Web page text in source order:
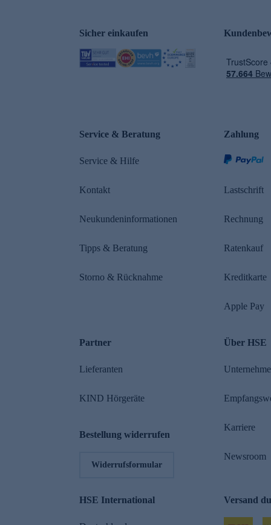
Sicher einkaufen
Service & Beratung
Service & Hilfe
Kontakt
Neukundeninformationen
Tipps & Beratung
Storno & Rücknahme
Zahlung
Lastschrift
Rechnung
Ratenkauf
Kreditkarte
Apple Pay
Partner
Lieferanten
KIND Hörgeräte
Bestellung widerrufen
Widerrufsformular
Über HSE
Karriere
Newsroom
HSE International Versand